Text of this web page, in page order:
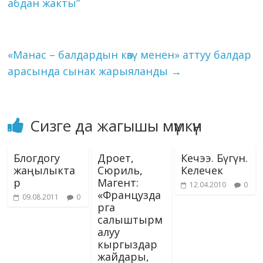
абдан жакты”
«Манас – балдардын көзү менен» аттуу балдар
арасында сынак жарыяланды →
Сизге да жагышы мүмкүн
Блогдогу
жаңылыкта
р
09.08.2011 0
Дроет,
Сюриль,
Магент:
«Французда
рга
салыштырм
алуу
кыргыздар
жайдары,
Кечээ. Бүгүн.
Келечек
12.04.2010 0